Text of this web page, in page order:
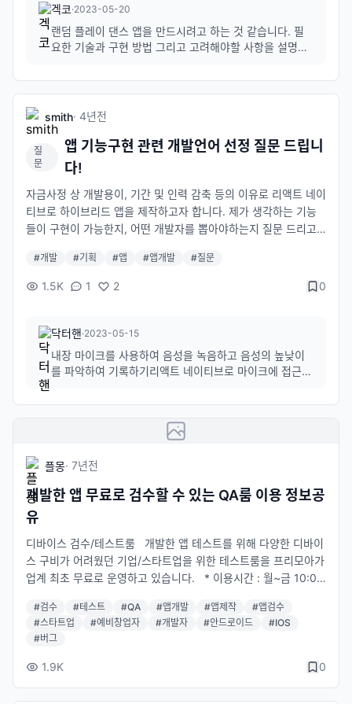
이트 부분만 랜덤하게 재생되는 기능을 만들고싶습니다. 메인 페
이지에서 실시간 탑 100 댄스곡들로 랜덤 선정하여 곡 리스트를
정하거나, 직접 유튜브 링크를 가져와 춤 출 부분을 지정한 다음 지
리스트를 사용할 수 있게 공유하는 시스템을 구축하고싶습니다.
어떤 언어를 사용해야하는지 어떤 프로그램을 써야하는지 답변주
시면 감사하겠습니다!!
겍코 ·2023-05-20
랜덤 플레이 댄스 앱을 만드시려고 하는 것 같습니다. 필
요한 기술과 구현 방법 그리고 고려해야할 사항을 설명드
중간 휴식하면서 재생되는 앱 만들기 구현 방식 1. 일단 하
이라이트 음원 파일이 필요합니다. 오디오 프로그램을 이
용하여 음원 파일로부터 하이라이트 부분을 잘라내거나
해당 하이라이트 부분을 녹음...
smith· 4년전
질
문
앱 기능구현 관련 개발언어 선정 질문 드립니
다!
자금사정 상 개발용이, 기간 및 인력 감축 등의 이유로 리액트 네이
티브로 하이브리드 앱을 제작하고자 합니다. 제가 생각하는 기능
들이 구현이 가능한지, 어떤 개발자를 뽑아야하는지 질문 드리고
이를 파악하여 기록 (수면중에 코골이 및 이갈이를 얼마나 하는지
측정하기 위함) 구현 가능할까요? (마이크 권한) 쇼핑몰 및 결제
되고있는지) 이건 택배사의 API나 데이터를 사용해서 개발하는 방
향으로 가야할까요? 백엔드는 파이어베이스 같은 BaaS 를 이용하
면 해결 될까요? 채용관련 하이브리드앱 개발 및 런칭 경험이 있는
시니어 개발자 한명과 팀원 한명이면 충분할까요? 리액트 네이티
브와 BaaS 사용자. 시니어 개발자는 IOS, ANDROID 언어에 친
숙한 사람이어야겠죠? 앱 개발 기획이 완전 처음이라 올바른 질문
인지도 잘 모르겠습니다만 부디 제게 답변 부탁드립니다ㅠㅠ
#개발 #기획 #앱 #앱개발 #질문
1.5K 1 2 0
닥터핸·2023-05-15
내장 마이크를 사용하여 음성을 녹음하고 음성의 높낮이
를 파악하여 기록하기리액트 네이티브로 마이크에 접근하
쇼핑몰 및 결제 기능리액트 네이티브에서 웹뷰를 사용하
수 있습니다.배송 상태 확인택배사의 API나 데이터를 사
플몽· 7년전
개발한 앱 무료로 검수할 수 있는 QA룸 이용 정보공
유
디바이스 검수/테스트룸 개발한 앱 테스트를 위해 다양한 디바이
스 구비가 어려웠던 기업/스타트업을 위한 테스트룸을 프리모아가
업계 최초 무료로 운영하고 있습니다. * 이용시간 : 월~금 10:00
인원 3인 * 이용요금 : 무료 예약하기 1. 프리모아 홈페이지 내 예
약신청 시스템이나 전화, 카카오톡 플러스친구를 통해서 예약가능
2. 프리모아와 이용시간, 일정확인 3. 이용 당일 신분증 지참 후 방
문 사용하기 1. 예약시간에 방문 후 신분증 제시 2. 비치된 디바이
은 이용 후 디바이스에 삭제 ※ 신청링크 : https://www.freemoa.
#검수 #테스트 #QA #앱개발 #앱제작 #앱검수
#스타트업 #예비창업자 #개발자 #안드로이드 #IOS
#버그
1.9K 0